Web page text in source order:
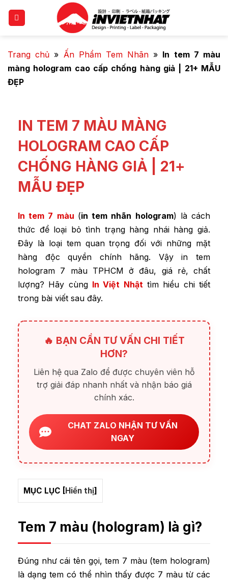
Trang chủ » Ấn Phẩm Tem Nhãn » In tem 7 màu
màng hologram cao cấp chống hàng giả | 21+ MẪU
ĐẸP
IN TEM 7 MÀU MÀNG
HOLOGRAM CAO CẤP
CHỐNG HÀNG GIẢ | 21+
MẪU ĐẸP
In tem 7 màu (in tem nhãn hologram) là cách
thức để loại bỏ tình trạng hàng nhái hàng giả.
Đây là loại tem quan trọng đối với những mặt
hàng độc quyền chính hãng. Vậy in tem
hologram 7 màu TPHCM ở đâu, giá rẻ, chất
lượng? Hãy cùng In Việt Nhậttìm hiểu chi tiết
trong bài viết sau đây.
🔥 BẠN CẦN TƯ VẤN CHI TIẾT
HƠN?
Liên hệ qua Zalo để được chuyên viên hỗ
trợ giải đáp nhanh nhất và nhận báo giá
chính xác.
CHAT ZALO NHẬN TƯ VẤN
NGAY
MỤC LỤC [Hiển thị]
Tem 7 màu (hologram) là gì?
Đúng như cái tên gọi, tem 7 màu (tem hologram)
là dạng tem có thể nhìn thấy được 7 màu từ các